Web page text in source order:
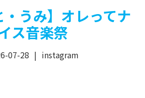
・うみ】オレってナ
ス音楽祭
07-28 instagram